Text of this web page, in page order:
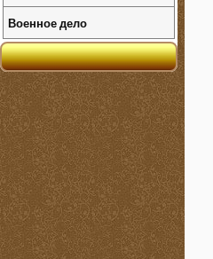
Военное дело